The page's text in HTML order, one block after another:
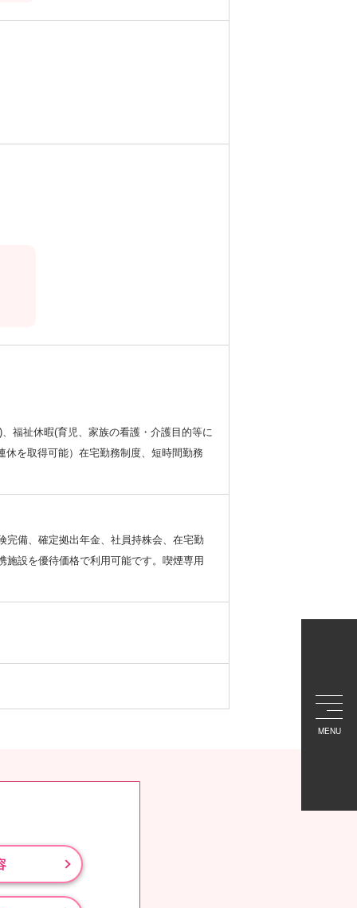
MENU
福祉休暇(育児、家族の看護・介護目的等に
休を取得可能）在宅勤務制度、短時間勤務
完備、確定拠出年金、社員持株会、在宅勤
設を優待価格で利用可能です。喫煙専用